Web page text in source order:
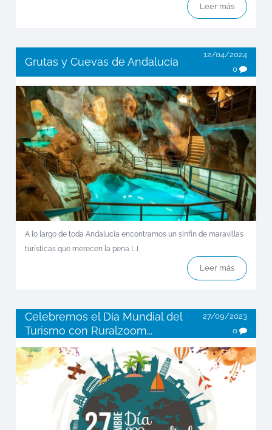
Leer más
Grutas y Cuevas de Andalucía
12/04/2024
0
A lo largo de toda Andalucía encontramos un sinfín de maravillas
turísticas que merecen la pena [...]
Leer más
Celebremos el Día Mundial del
Turismo con Ruralzoom...
27/09/2023
0